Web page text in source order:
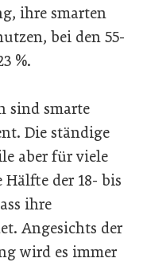
ihre smarten
bei den 55-
%.
sind smarte
Die ständige
aber für viele
der 18- bis
ihre
Angesichts der
wird es immer